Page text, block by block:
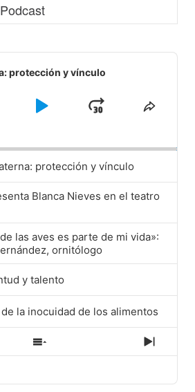
protección y vínculo
Play
JumpShare
protección y vínculo
Blanca Nieves en el teatro
las aves es parte de mi vida»:
ornitólogo
y talento
la inocuidad de los alimentos
Show
Episodes
Next